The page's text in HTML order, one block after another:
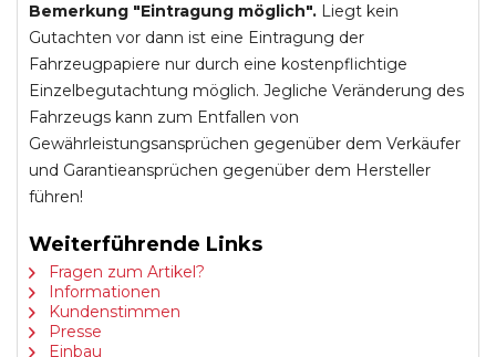
Bemerkung "Eintragung möglich". Liegt kein
Gutachten vor dann ist eine Eintragung der
Fahrzeugpapiere nur durch eine kostenpflichtige
Einzelbegutachtung möglich. Jegliche Veränderung des
Fahrzeugs kann zum Entfallen von
Gewährleistungsansprüchen gegenüber dem Verkäufer
und Garantieansprüchen gegenüber dem Hersteller
führen!
Weiterführende Links
Fragen zum Artikel?
Informationen
Kundenstimmen
Presse
Einbau